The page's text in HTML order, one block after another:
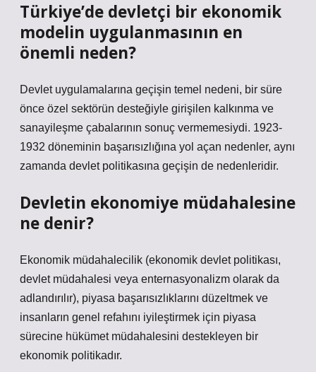
Türkiye’de devletçi bir ekonomik
modelin uygulanmasının en
önemli neden?
Devlet uygulamalarına geçişin temel nedeni, bir süre
önce özel sektörün desteğiyle girişilen kalkınma ve
sanayileşme çabalarının sonuç vermemesiydi. 1923-
1932 döneminin başarısızlığına yol açan nedenler, aynı
zamanda devlet politikasına geçişin de nedenleridir.
Devletin ekonomiye müdahalesine
ne denir?
Ekonomik müdahalecilik (ekonomik devlet politikası,
devlet müdahalesi veya enternasyonalizm olarak da
adlandırılır), piyasa başarısızlıklarını düzeltmek ve
insanların genel refahını iyileştirmek için piyasa
sürecine hükümet müdahalesini destekleyen bir
ekonomik politikadır.